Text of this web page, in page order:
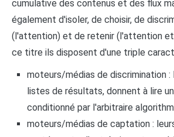
cumulative des contenus et des flux
également d'isoler, de choisir, de
(l'attention) et de retenir (l'attention
ce titre ils disposent d'une triple
moteurs/médias de discrimination :
listes de résultats, donnent à lire
conditionné par l'arbitraire
moteurs/médias de captation :